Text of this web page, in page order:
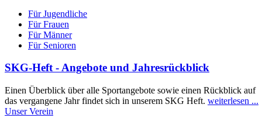
Für Jugendliche
Für Frauen
Für Männer
Für Senioren
SKG-Heft - Angebote und Jahresrückblick
Einen Überblick über alle Sportangebote sowie einen Rückblick auf
das vergangene Jahr findet sich in unserem SKG Heft. weiterlesen ...
Unser Verein